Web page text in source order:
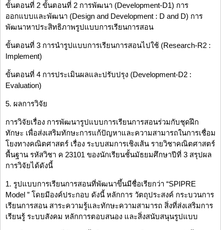
ขั้นตอนที่ 2 ขั้นตอนที่ 2 การพัฒนา (Development-D1) การ
ออกแบบและพัฒนา (Design and Development : D and D) การ
พัฒนาหาประสิทธิภาพรูปแบบการเรียนการสอน
ขั้นตอนที่ 3 การนำรูปแบบการเรียนการสอนไปใช้ (Research-R2 :
Implement)
ขั้นตอนที่ 4 การประเมินผลและปรับปรุง (Development-D2 :
Evaluation)
5. ผลการวิจัย
การวิจัยเรื่อง การพัฒนารูปแบบการเรียนการสอนร่วมกับชุดฝึก
ทักษะ เพื่อส่งเสริมทักษะการแก้ปัญหาและความสามารถในการเชื่อม
โยงทางคณิตศาสตร์ เรื่อง ระบบสมการเชิงเส้น รายวิชาคณิตศาสตร์
พื้นฐาน รหัสวิชา ค 23101 ของนักเรียนชั้นมัธยมศึกษาปีที่ 3 สรุปผล
การวิจัยได้ดังนี้
1. รูปแบบการเรียนการสอนที่พัฒนาขึ้นมีชื่อเรียกว่า “SPIPRE
Model ” โดยมีองค์ประกอบ ดังนี้ หลักการ วัตถุประสงค์ กระบวนการ
เรียนการสอน สาระความรู้และทักษะความสามารถ สิ่งที่ส่งเสริมการ
เรียนรู้ ระบบสังคม หลักการตอบสนอง และสิ่งสนับสนุนรูปแบบ